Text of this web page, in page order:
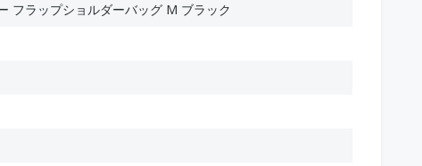
フラップショルダーバッグ M ブラック